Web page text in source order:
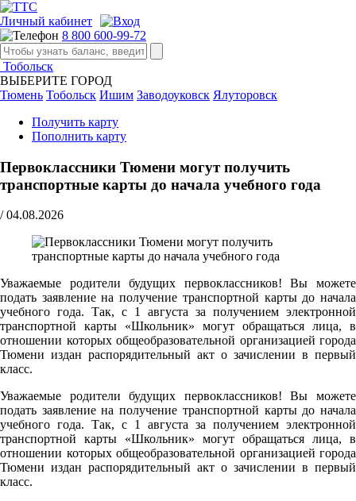
Личный кабинет
8 800 600-99-72
Тобольск
ВЫБЕРИТЕ ГОРОД
Тюмень Тобольск Ишим Заводоуковск Ялуторовск
Получить карту
Пополнить карту
Первоклассники Тюмени могут получить
транспортные карты до начала учебного года
/ 04.08.2026
Уважаемые родители будущих первоклассников! Вы можете
подать заявление на получение транспортной карты до начала
учебного года. Так, с 1 августа за получением электронной
транспортной карты «Школьник» могут обращаться лица, в
отношении которых общеобразовательной организацией города
Тюмени издан распорядительный акт о зачислении в первый
класс.
Уважаемые родители будущих первоклассников! Вы можете
подать заявление на получение транспортной карты до начала
учебного года. Так, с 1 августа за получением электронной
транспортной карты «Школьник» могут обращаться лица, в
отношении которых общеобразовательной организацией города
Тюмени издан распорядительный акт о зачислении в первый
класс.